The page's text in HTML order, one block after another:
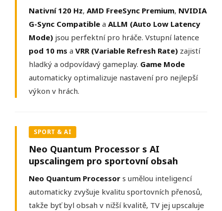
Nativní 120 Hz, AMD FreeSync Premium, NVIDIA
G-Sync Compatible a ALLM (Auto Low Latency
Mode) jsou perfektní pro hráče. Vstupní latence
pod 10 ms a VRR (Variable Refresh Rate) zajistí
hladký a odpovídavý gameplay. Game Mode
automaticky optimalizuje nastavení pro nejlepší
výkon v hrách.
SPORT & AI
Neo Quantum Processor s AI
upscalingem pro sportovní obsah
Neo Quantum Processor s umělou inteligencí
automaticky zvyšuje kvalitu sportovních přenosů,
takže byť byl obsah v nižší kvalitě, TV jej upscaluje